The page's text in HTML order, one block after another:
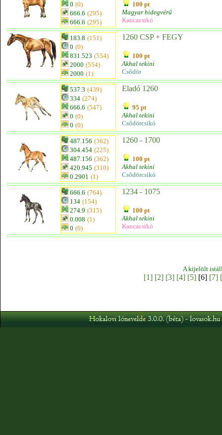
0 (0)
666.6 (295)
666.6 (295)
100 pt
Magyar hidegvérű
Kancacsikó
183.8 (151)
0 (0)
831.523 (554)
2000 (554)
2000 (1)
1260 CSP + FEGY
100 pt
Akhal tekini
Csődör
537.3 (439)
334 (274)
666.6 (547)
0 (0)
0 (0)
Eladó 1260
95 pt
Akhal tekini
Csődörcsikó
487.156 (362)
304.454 (225)
487.156 (362)
420.945 (310)
0.2901 (1)
1260 - 1700
100 pt
Akhal tekini
Csődörcsikó
666.6 (764)
134 (154)
274.9 (315)
0.008 (1)
0 (0)
1234 - 1075
100 pt
Akhal tekini
Kancacsikó
A kijelölt
[1] [2] [3] [4] [5][6] [7]